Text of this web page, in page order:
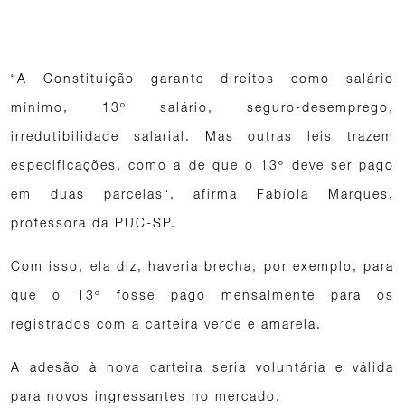
“A Constituição garante direitos como salário
mínimo, 13º salário, seguro-desemprego,
irredutibilidade salarial. Mas outras leis trazem
especificações, como a de que o 13º deve ser pago
em duas parcelas”, afirma Fabíola Marques,
professora da PUC-SP.
Com isso, ela diz, haveria brecha, por exemplo, para
que o 13º fosse pago mensalmente para os
registrados com a carteira verde e amarela.
A adesão à nova carteira seria voluntária e válida
para novos ingressantes no mercado.